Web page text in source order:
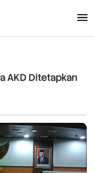
AKD Ditetapkan